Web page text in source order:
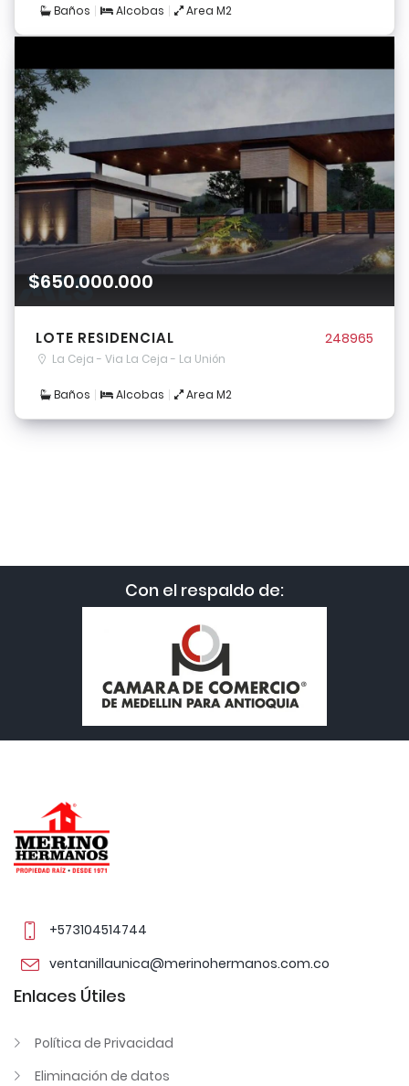
Baños Alcobas Area M2
$650.000.000
LOTE RESIDENCIAL 248965
La Ceja - Via La Ceja - La Unión
Baños Alcobas Area M2
Con el respaldo de:
+573104514744
ventanillaunica@merinohermanos.com.co
Enlaces Útiles
Política de Privacidad
Eliminación de datos